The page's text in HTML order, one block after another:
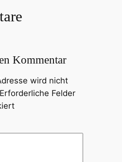
Kommentar
wird nicht
Erforderliche Felder